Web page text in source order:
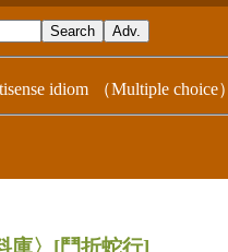
idiom （Multiple choice）
〉 [鬥折蛇行]